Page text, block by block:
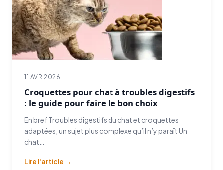
11 AVR 2026
Croquettes pour chat à troubles digestifs
: le guide pour faire le bon choix
En bref Troubles digestifs du chat et croquettes
adaptées, un sujet plus complexe qu’il n’y paraît Un
chat…
Lire l'article →